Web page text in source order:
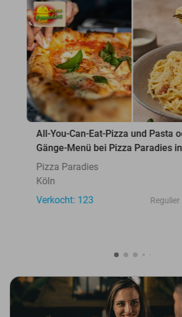
All-You-Can-Eat-Pizza und Pasta
Gänge-Menü bei Pizza Paradies
Pizza Paradies
Köln
Verkocht: 123
Regulier